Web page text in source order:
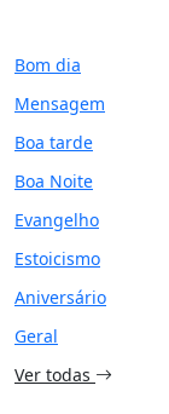
Bom dia
Mensagem
Boa tarde
Boa Noite
Evangelho
Estoicismo
Aniversário
Geral
Ver todas